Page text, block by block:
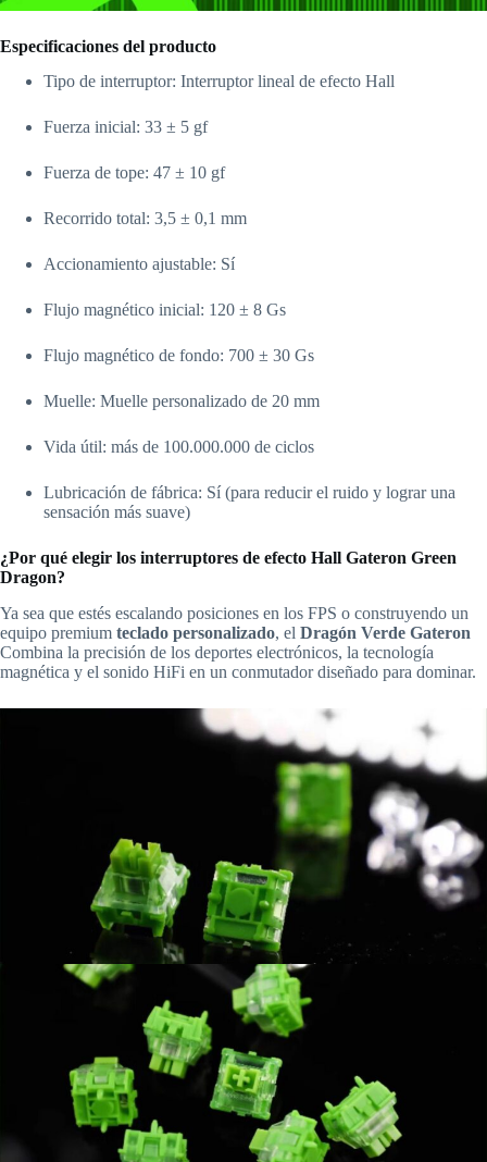
Especificaciones del producto
Tipo de interruptor: Interruptor lineal de efecto Hall
Fuerza inicial: 33 ± 5 gf
Fuerza de tope: 47 ± 10 gf
Recorrido total: 3,5 ± 0,1 mm
Accionamiento ajustable: Sí
Flujo magnético inicial: 120 ± 8 Gs
Flujo magnético de fondo: 700 ± 30 Gs
Muelle: Muelle personalizado de 20 mm
Vida útil: más de 100.000.000 de ciclos
Lubricación de fábrica: Sí (para reducir el ruido y lograr una
sensación más suave)
¿Por qué elegir los interruptores de efecto Hall Gateron Green
Dragon?
Ya sea que estés escalando posiciones en los FPS o construyendo un
equipo premium teclado personalizado, el Dragón Verde Gateron
Combina la precisión de los deportes electrónicos, la tecnología
magnética y el sonido HiFi en un conmutador diseñado para dominar.